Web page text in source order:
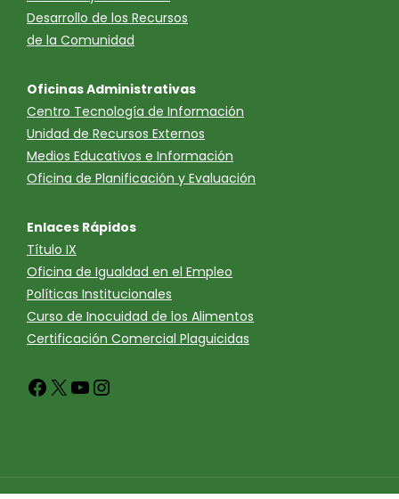
Desarrollo de los Recursos
de la Comunidad
Oficinas Administrativas
Centro Tecnología de Información
Unidad de Recursos Externos
Medios Educativos e Información
Oficina de Planificación y Evaluación
Enlaces Rápidos
Título IX
Oficina de Igualdad en el Empleo
Políticas Institucionales
Curso de Inocuidad de los Alimentos
Certificación Comercial Plaguicidas
Facebook
X YouTube